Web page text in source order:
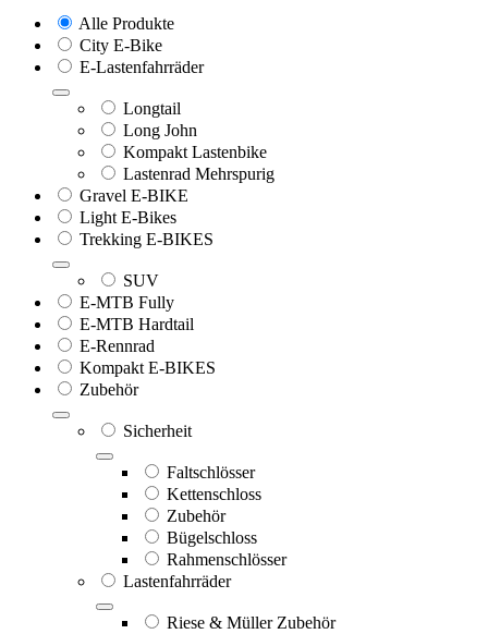
Alle Produkte
City E-Bike
E-Lastenfahrräder
Longtail
Long John
Kompakt Lastenbike
Lastenrad Mehrspurig
Gravel E-BIKE
Light E-Bikes
Trekking E-BIKES
SUV
E-MTB Fully
E-MTB Hardtail
E-Rennrad
Kompakt E-BIKES
Zubehör
Sicherheit
Faltschlösser
Kettenschloss
Zubehör
Bügelschloss
Rahmenschlösser
Lastenfahrräder
Riese & Müller Zubehör